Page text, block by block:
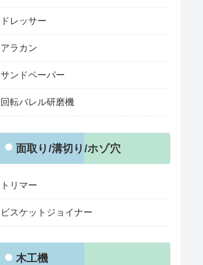
ドレッサー
アラカン
サンドペーパー
回転バレル研磨機
面取り/溝切り/ホゾ穴
トリマー
ビスケットジョイナー
木工機